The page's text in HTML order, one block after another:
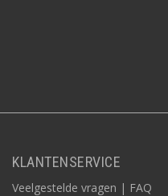
KLANTENSERVICE
Veelgestelde vragen | FAQ